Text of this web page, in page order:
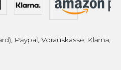
Paypal, Vorauskasse, Klarna,